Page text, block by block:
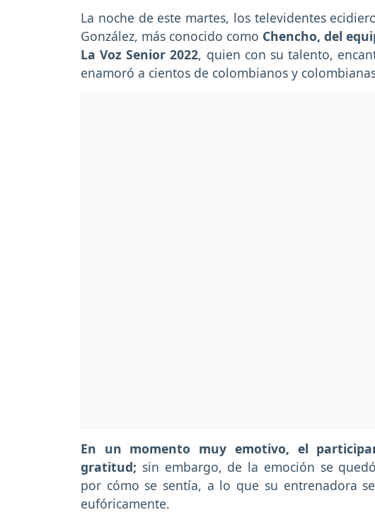
La noche de este martes, los televidentes
González, más conocido como Chencho, del
La Voz Senior 2022, quien con su talento,
enamoró a cientos de colombianos y
En un momento muy emotivo, el
gratitud; sin embargo, de la emoción se
por cómo se sentía, a lo que su entrenadora
eufóricamente.